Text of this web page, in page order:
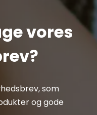
vores
som
og gode